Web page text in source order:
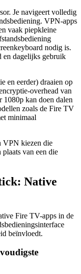
Je navigeert volledig
VPN-apps
vaak piepkleine
nodig is.
en dagelijks gebruik
en eerder) draaien op
overhead van
kan doen dalen
zoals de Fire TV
minimaal
VPN kiezen die
van een die
Native
Fire TV-apps in de
beïnvloedt.